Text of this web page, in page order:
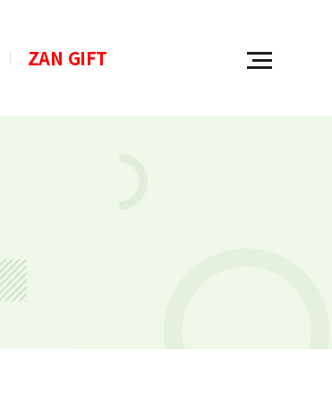
ZAN GIFT